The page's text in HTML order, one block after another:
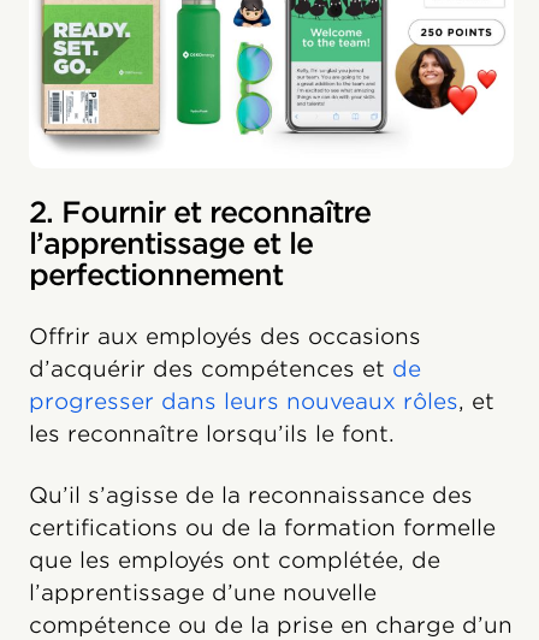
2. Fournir et reconnaître
l’apprentissage et le
perfectionnement
Offrir aux employés des occasions
d’acquérir des compétences et de
progresser dans leurs nouveaux rôles, et
les reconnaître lorsqu’ils le font.
Qu’il s’agisse de la reconnaissance des
certifications ou de la formation formelle
que les employés ont complétée, de
l’apprentissage d’une nouvelle
compétence ou de la prise en charge d’un